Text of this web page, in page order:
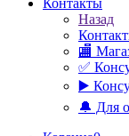
Контакты
Назад
🏬
✅️
▶️
🔔 Для